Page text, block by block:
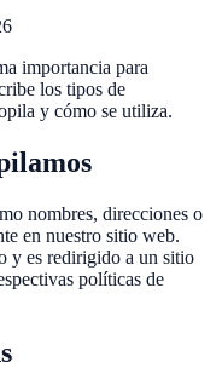
importancia para
los tipos de
y cómo se utiliza.
nombres, direcciones o
en nuestro sitio web.
y es redirigido a un sitio
políticas de